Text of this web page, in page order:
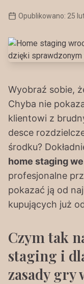
Opublikowano: 25
Wyobraź sobie,
Chyba nie
klientowi z
desce
środku?
home staging
profesjonalne
pokazać ją od
kupujących już
Czym tak
staging i
zasady gry